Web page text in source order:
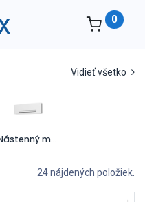
0
Vidieť všetko
Nástenný model
24 nájdených položiek.